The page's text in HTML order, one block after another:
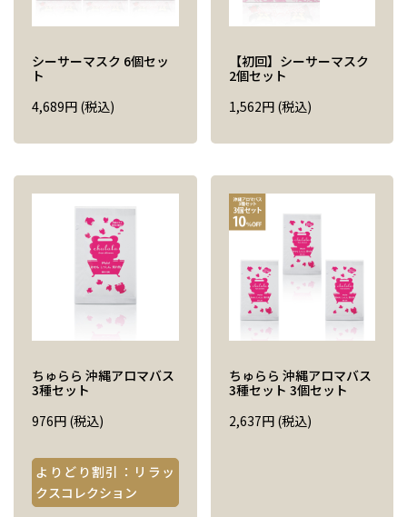
シーサーマスク 6個セッ
ト
4,689円 (税込)
【初回】シーサーマスク
2個セット
1,562円 (税込)
ちゅらら 沖縄アロマバス
3種セット
976円 (税込)
よりどり割引：リラッ
クスコレクション
ちゅらら 沖縄アロマバス
3種セット 3個セット
2,637円 (税込)